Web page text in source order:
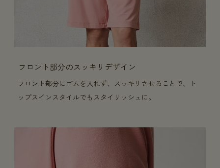
フロント部分のスッキリデザイン
フロント部分にゴムを入れず、スッキリさせることで、ト
ップスインスタイルでもスタイリッシュに。